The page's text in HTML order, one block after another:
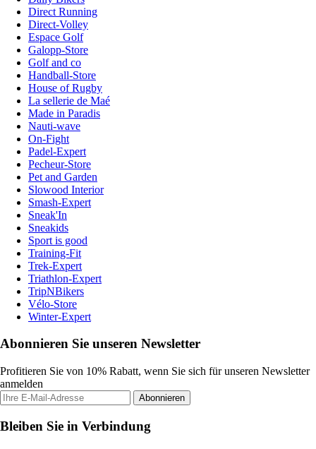
Direct Running
Direct-Volley
Espace Golf
Galopp-Store
Golf and co
Handball-Store
House of Rugby
La sellerie de Maé
Made in Paradis
Nauti-wave
On-Fight
Padel-Expert
Pecheur-Store
Pet and Garden
Slowood Interior
Smash-Expert
Sneak'In
Sneakids
Sport is good
Training-Fit
Trek-Expert
Triathlon-Expert
TripNBikers
Vélo-Store
Winter-Expert
Abonnieren Sie unseren Newsletter
Profitieren Sie von 10% Rabatt, wenn Sie sich für unseren Newsletter
anmelden
Abonnieren
Bleiben Sie in Verbindung